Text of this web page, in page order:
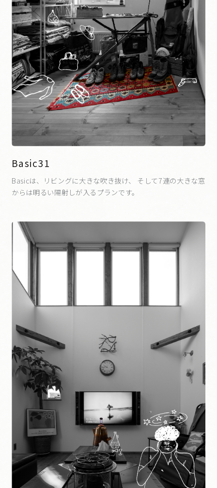
Basic31
Basicは、リビングに大きな吹き抜け、 そして7連の大きな窓
からは明るい陽射しが入るプランです。